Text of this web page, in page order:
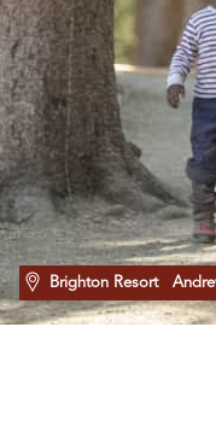
Brighton Resort